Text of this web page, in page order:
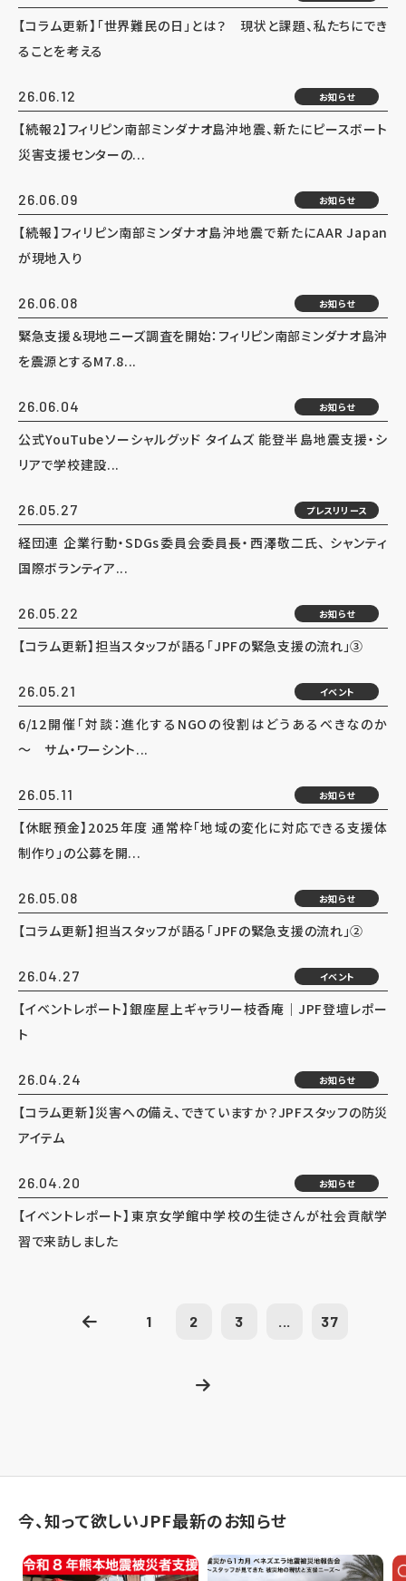
【コラム更新】「世界難民の日」とは？ 現状と課題、私たちにでき
ることを考える
26.06.12 お知らせ
【続報2】フィリピン南部ミンダナオ島沖地震、新たにピースボート
災害支援センターの...
26.06.09 お知らせ
【続報】フィリピン南部ミンダナオ島沖地震で新たにAAR Japan
が現地入り
26.06.08 お知らせ
緊急支援＆現地ニーズ調査を開始：フィリピン南部ミンダナオ島沖
を震源とするM7.8...
26.06.04 お知らせ
公式YouTubeソーシャルグッド タイムズ 能登半島地震支援・シ
リアで学校建設...
26.05.27 プレスリリース
経団連 企業行動・SDGs委員会委員長・西澤敬二氏、 シャンティ
国際ボランティア...
26.05.22 お知らせ
【コラム更新】担当スタッフが語る「JPFの緊急支援の流れ」③
26.05.21 イベント
6/12開催「対談：進化するNGOの役割はどうあるべきなのか
～ サム・ワーシント...
26.05.11 お知らせ
【休眠預金】2025年度 通常枠「地域の変化に対応できる支援体
制作り」の公募を開...
26.05.08 お知らせ
【コラム更新】担当スタッフが語る「JPFの緊急支援の流れ」②
26.04.27 イベント
【イベントレポート】銀座屋上ギャラリー枝香庵｜JPF登壇レポー
ト
26.04.24 お知らせ
【コラム更新】災害への備え、できていますか？JPFスタッフの防災
アイテム
26.04.20 お知らせ
【イベントレポート】東京女学館中学校の生徒さんが社会貢献学
習で来訪しました
1 2 3 ... 37
今、知って欲しいJPF最新のお知らせ